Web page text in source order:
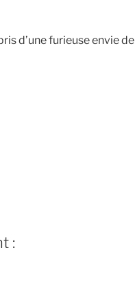
d’une furieuse envie de
: